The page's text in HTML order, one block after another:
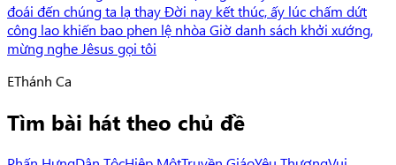
đoái đến chúng ta lạ thay Đời nay kết thúc, ấy lúc chấm dứt
công lao khiến bao phen lệ nhòa Giờ danh sách khởi xướng,
mừng nghe Jêsus gọi tôi
EThánh Ca
Tìm bài hát theo chủ đề